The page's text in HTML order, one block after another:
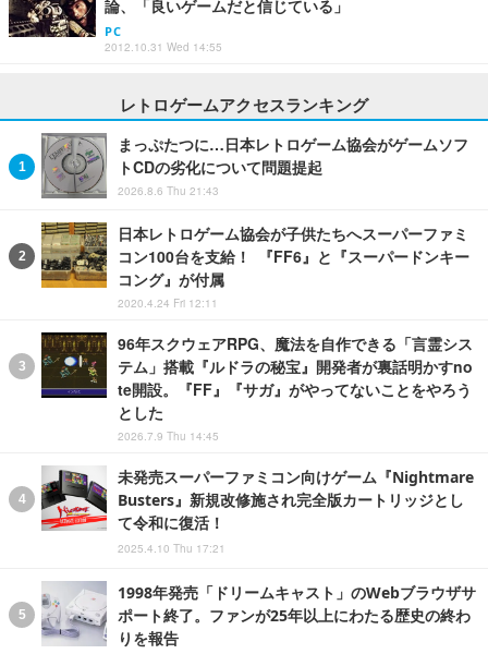
論、「良いゲームだと信じている」
PC
2012.10.31 Wed 14:55
レトロゲームアクセスランキング
まっぷたつに…日本レトロゲーム協会がゲームソフ
トCDの劣化について問題提起
2026.8.6 Thu 21:43
日本レトロゲーム協会が子供たちへスーパーファミ
コン100台を支給！ 『FF6』と『スーパードンキー
コング』が付属
2020.4.24 Fri 12:11
96年スクウェアRPG、魔法を自作できる「言霊シス
テム」搭載『ルドラの秘宝』開発者が裏話明かすno
te開設。『FF』『サガ』がやってないことをやろう
とした
2026.7.9 Thu 14:45
未発売スーパーファミコン向けゲーム『Nightmare
Busters』新規改修施され完全版カートリッジとし
て令和に復活！
2025.4.10 Thu 17:21
1998年発売「ドリームキャスト」のWebブラウザサ
ポート終了。ファンが25年以上にわたる歴史の終わ
りを報告